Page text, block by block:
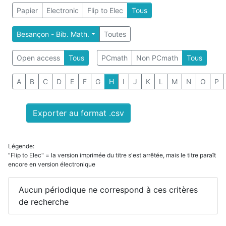
Papier Electronic Flip to Elec Tous
Besançon - Bib. Math. Toutes
Open access Tous PCmath Non PCmath Tous
A B C D E F G H I J K L M N O P
Exporter au format .csv
Légende:
"Flip to Elec" = la version imprimée du titre s'est arrêtée, mais le titre paraît
encore en version électronique
Aucun périodique ne correspond à ces critères
de recherche